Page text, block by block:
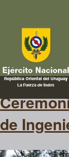
día del
de